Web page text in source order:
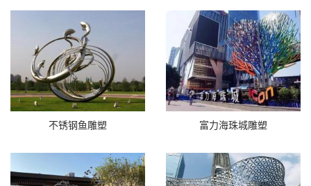
不锈钢鱼雕塑 富力海珠城雕塑